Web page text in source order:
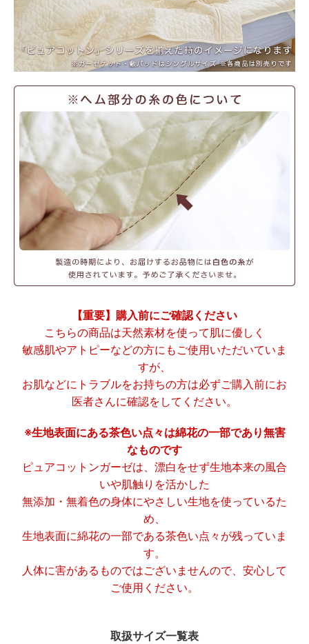
【重要】購入前にご確認ください
こちらの商品は天然素材を使って肌に優しく
敏感肌やアトピーなどの方にもご使用いただいていま
すが、
お肌などにトラブルをお持ちの方は必ずご購入前にお
医者さんに確認をしてください。
※生地表面にある茶色い点々は綿花の一部であり無害
なものです
ピュアコットンガーゼは、漂白をせず生地本来の風合
いや肌触りを活かした
無添加・無着色の身体にやさしい生地を使っているた
め、
生地表面に綿花の一部である茶色い点々が残っていま
す。
人体に害があるものではございませんので、安心して
ご使用ください。
取扱サイズ一覧表